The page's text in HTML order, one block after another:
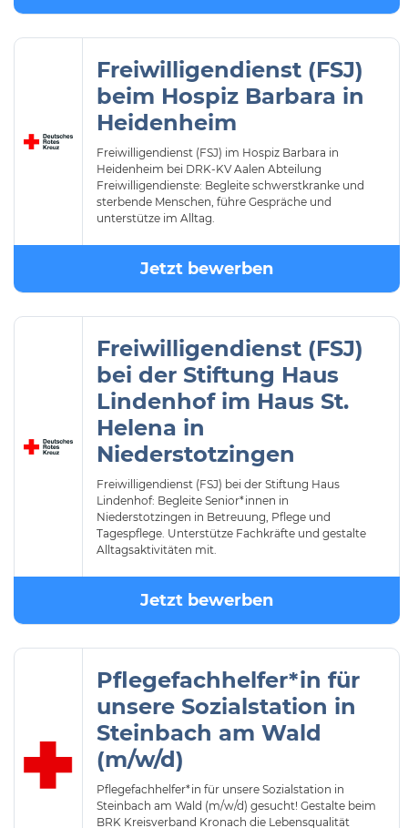
Freiwilligendienst (FSJ)
beim Hospiz Barbara in
Heidenheim
Freiwilligendienst (FSJ) im Hospiz Barbara in
Heidenheim bei DRK-KV Aalen Abteilung
Freiwilligendienste: Begleite schwerstkranke und
sterbende Menschen, führe Gespräche und
unterstütze im Alltag.
Jetzt bewerben
Freiwilligendienst (FSJ)
bei der Stiftung Haus
Lindenhof im Haus St.
Helena in
Niederstotzingen
Freiwilligendienst (FSJ) bei der Stiftung Haus
Lindenhof: Begleite Senior*innen in
Niederstotzingen in Betreuung, Pflege und
Tagespflege. Unterstütze Fachkräfte und gestalte
Alltagsaktivitäten mit.
Jetzt bewerben
Pflegefachhelfer*in für
unsere Sozialstation in
Steinbach am Wald
(m/w/d)
Pflegefachhelfer*in für unsere Sozialstation in
Steinbach am Wald (m/w/d) gesucht! Gestalte beim
BRK Kreisverband Kronach die Lebensqualität